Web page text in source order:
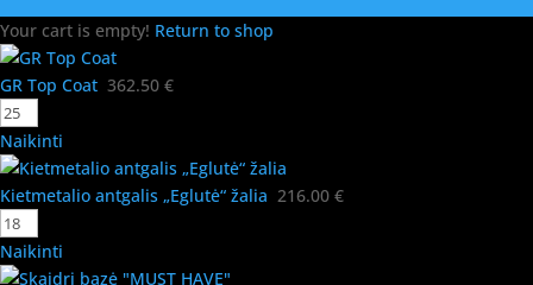
Your cart is empty! Return to shop
GR Top Coat 362.50 €
Naikinti
Kietmetalio antgalis „Eglutė“ žalia 216.00 €
Naikinti